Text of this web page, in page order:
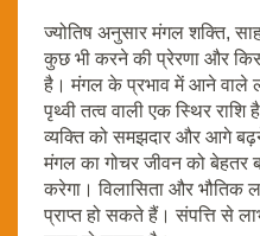
ज्योतिष अनुसार मंगल शक्ति,
कुछ भी करने की प्रेरणा और
है। मंगल के प्रभाव में आने वाले
पृथ्वी तत्व वाली एक स्थिर
व्यक्ति को समझदार और आगे बढ़ने
मंगल का गोचर जीवन को बेहतर
करेगा। विलासिता और भौतिक
प्राप्त हो सकते हैं। संपत्ति से